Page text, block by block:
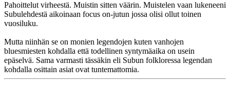
Pahoittelut virheestä. Muistin sitten väärin. Muistelen vaan lukeneeni
Subulehdestä aikoinaan focus on-jutun jossa olisi ollut toinen
vuosiluku.
Mutta niinhän se on monien legendojen kuten vanhojen
bluesmiesten kohdalla että todellinen syntymäaika on usein
epäselvä. Sama varmasti tässäkin eli Subun folkloressa legendan
kohdalla osittain asiat ovat tuntemattomia.